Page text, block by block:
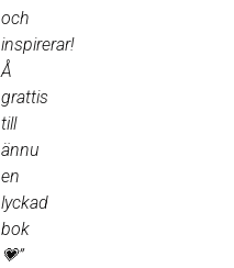
och
inspirerar!
Å
grattis
till
ännu
en
lyckad
bok
💗”